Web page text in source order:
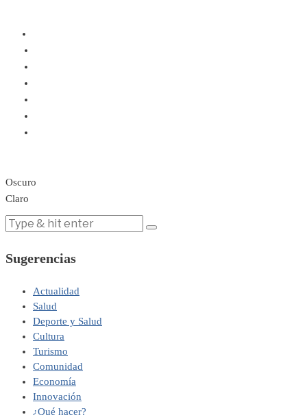
Oscuro
Claro
Sugerencias
Actualidad
Salud
Deporte y Salud
Cultura
Turismo
Comunidad
Economía
Innovación
¿Qué hacer?